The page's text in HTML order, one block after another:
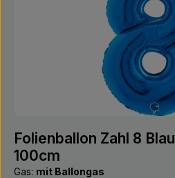
Folienballon Zahl 8 Blau
100cm
Gas: mit Ballongas